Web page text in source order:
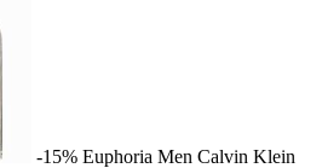
-15% Euphoria Men Calvin Klein